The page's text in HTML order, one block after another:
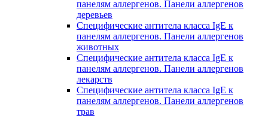
панелям аллергенов. Панели аллергенов
деревьев
Специфические антитела класса IgE к
панелям аллергенов. Панели аллергенов
животных
Специфические антитела класса IgE к
панелям аллергенов. Панели аллергенов
лекарств
Специфические антитела класса IgE к
панелям аллергенов. Панели аллергенов
трав